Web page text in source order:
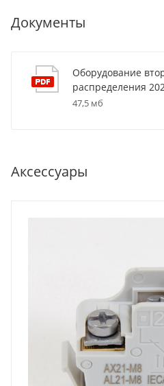
Документы
Оборудование
распределения
47,5 мб
Аксессуары